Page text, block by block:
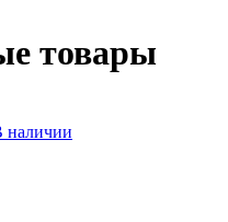
товары
наличии